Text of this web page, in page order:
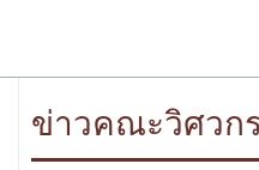
ข่าวคณะวิศวก